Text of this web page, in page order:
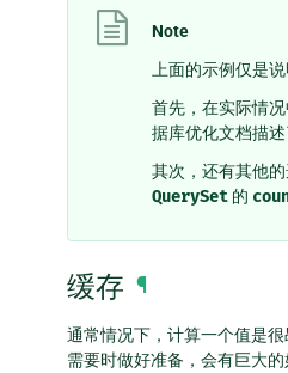
Note
上面的示例仅是说
首先，在实际情
据库优化文档描述
其次，还有其他
QuerySet 的
缓存 ¶
通常情况下，计算一个值是
需要时做好准备，会有巨大的